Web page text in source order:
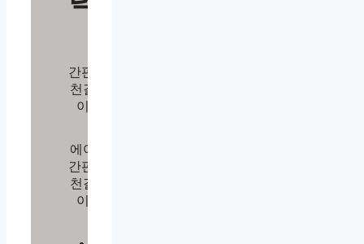
간판/
천갈
이
에어
간판/
천갈
이